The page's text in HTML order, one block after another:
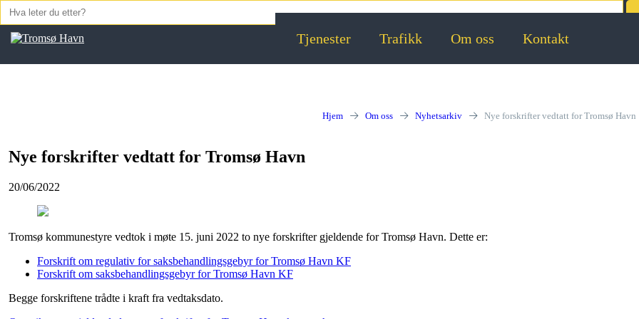
Skip to content
Tjenester Trafikk Om oss Kontakt
Hjem Om oss Nyhetsarkiv Nye forskrifter vedtatt for Tromsø Havn
Nye forskrifter vedtatt for Tromsø Havn
20/06/2022
Tromsø kommunestyre vedtok i møte 15. juni 2022 to nye forskrifter gjeldende for Tromsø Havn. Dette er:
Forskrift om regulativ for saksbehandlingsgebyr for Tromsø Havn KF
Forskrift om saksbehandlingsgebyr for Tromsø Havn KF
Begge forskriftene trådte i kraft fra vedtaksdato.